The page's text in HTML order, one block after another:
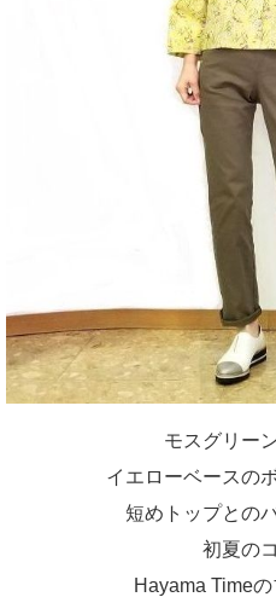
モスグリー
イエローベースの
短めトップとの
初夏の
Hayama Time